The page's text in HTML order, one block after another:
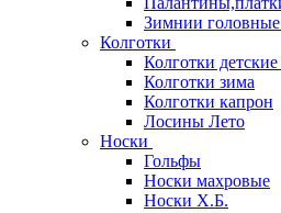
Зимнии
Колготки
Колготки
Колготки зима
Колготки капрон
Лосины Лето
Носки
Гольфы
Носки махровые
Носки Х.Б.